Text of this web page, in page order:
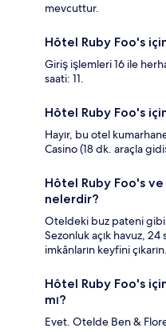
mevcuttur.
Hôtel Ruby Foo's
Giriş işlemleri 16 ile
saati: 11.
Hôtel Ruby Foo's
Hayır, bu otel
Casino (18 dk. araçla
Hôtel Ruby Foo's ve
nelerdir?
Oteldeki buz pateni gibi
Sezonluk açık havuz,
imkânların keyfini çıkarın.
Hôtel Ruby Foo's
mı?
Evet. Otelde Ben &